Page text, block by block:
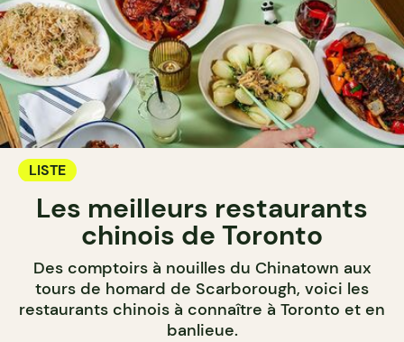
LISTE
Les meilleurs restaurants
chinois de Toronto
Des comptoirs à nouilles du Chinatown aux
tours de homard de Scarborough, voici les
restaurants chinois à connaître à Toronto et en
banlieue.